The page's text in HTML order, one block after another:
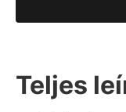
Teljes